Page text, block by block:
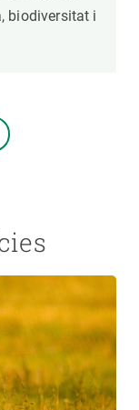
biodiversitat i